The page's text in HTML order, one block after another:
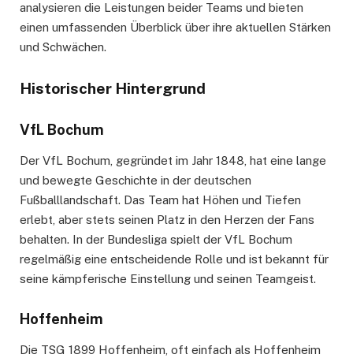
analysieren die Leistungen beider Teams und bieten
einen umfassenden Überblick über ihre aktuellen Stärken
und Schwächen.
Historischer Hintergrund
VfL Bochum
Der VfL Bochum, gegründet im Jahr 1848, hat eine lange
und bewegte Geschichte in der deutschen
Fußballlandschaft. Das Team hat Höhen und Tiefen
erlebt, aber stets seinen Platz in den Herzen der Fans
behalten. In der Bundesliga spielt der VfL Bochum
regelmäßig eine entscheidende Rolle und ist bekannt für
seine kämpferische Einstellung und seinen Teamgeist.
Hoffenheim
Die TSG 1899 Hoffenheim, oft einfach als Hoffenheim